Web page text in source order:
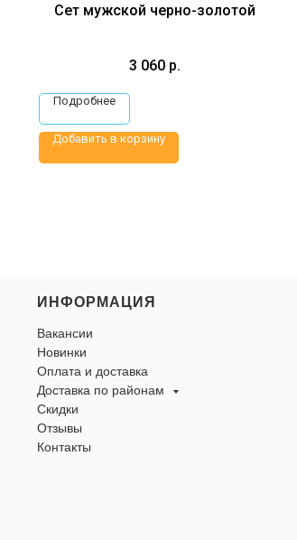
Сет мужской черно-золотой
3 060 р.
Подробнее
Добавить в корзину
ИНФОРМАЦИЯ
Вакансии
Новинки
Оплата и доставка
Доставка по районам
Скидки
Отзывы
Контакты